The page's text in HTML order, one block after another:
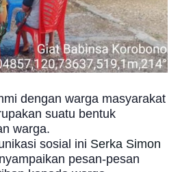
dengan warga masyarakat
suatu bentuk
warga.
sosial ini Serka Simon
pesan-pesan